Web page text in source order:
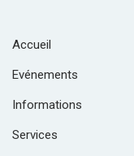
Accueil
Evénements
Informations
Services